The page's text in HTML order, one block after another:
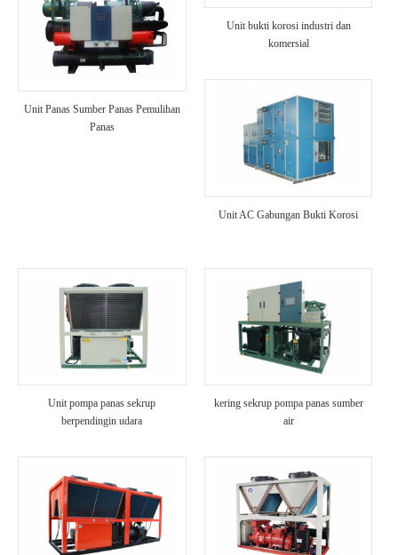
Unit Panas Sumber Panas Pemulihan
Panas
Unit bukti korosi industri dan
komersial
Unit AC Gabungan Bukti Korosi
Unit pompa panas sekrup
berpendingin udara
kering sekrup pompa panas sumber
air